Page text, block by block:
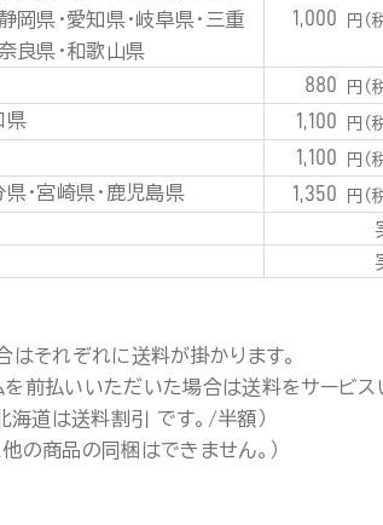
岡県・愛知県・岐阜県・三重
良県・和歌山県
1,000 円（
880 円（
県 1,100 円（
1,100 円（
県・宮崎県・鹿児島県 1,350 円（
それぞれに送料が掛かります。
前払いいただいた場合は送料をサービス
海道は送料割引 です。/半額）
の商品の同梱はできません。）